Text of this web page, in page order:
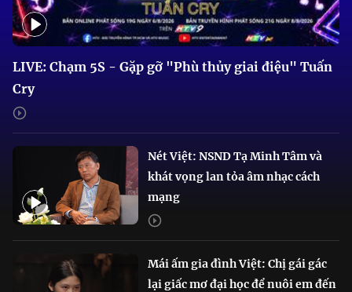
LIVE: Chạm 5S - Gặp gỡ "Phù thủy giai điệu" Tuấn
Cry
Nét Việt: NSND Tạ Minh Tâm và
khát vọng lan tỏa âm nhạc cách
mạng
Mái ấm gia đình Việt: Chị gái gác
lại giấc mơ đại học để nuôi em đến